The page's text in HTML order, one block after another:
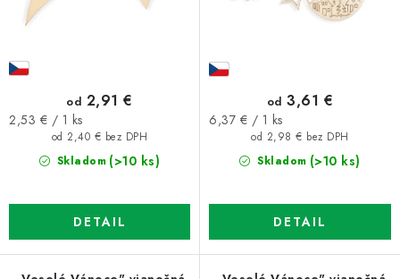
v
t
v
Skladom (>10 ks)
od 2,40 € bez DPH
od 2,91 €
Jednotková
2,53 € / 1 ks
DETAIL
Skladom (>10 ks)
od 2,98 € bez DPH
od 3,61 €
Jednotková
6,37 € / 1 ks
DETAIL